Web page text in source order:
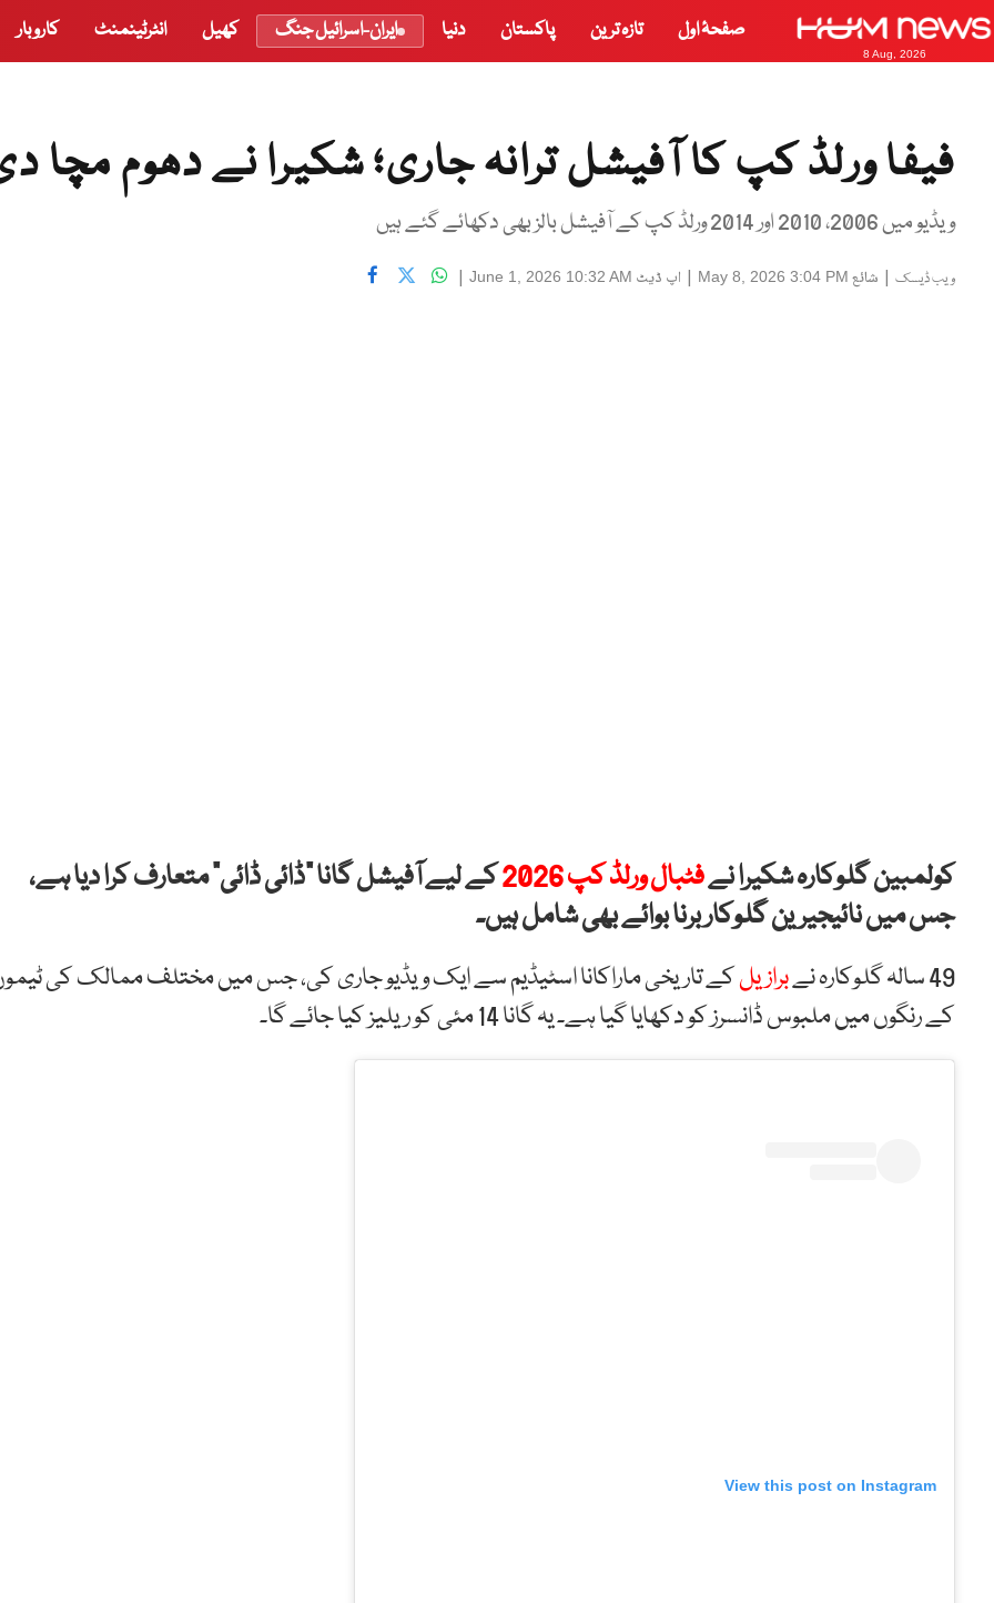
8 Aug, 2026
صفحۂ اول تازہ ترین پاکستان دنیا ایران-اسرائیل جنگ کھیل انٹرٹینمنٹ کاروبار
فیفا ورلڈ کپ کا آفیشل ترانہ جاری؛ شکیرا نے دھوم مچا
ویڈیو میں 2006، 2010 اور 2014 ورلڈ کپ کے آفیشل بالز بھی دکھائے گئے ہیں
ویب ڈیسک | شائع May 8, 2026 3:04 PM
| اپ ڈیٹ June 1, 2026 10:32 AM
|
کولمبین گلوکارہ شکیرا نےفٹبال ورلڈ کپ 2026
کے لیے آفیشل گانا “ڈائی ڈائی” متعارف کرا دیا ہے،
جس میں نائیجیرین گلوکار برنا بوائے بھی شامل ہیں۔
49 سالہ گلوکارہ نے برازیلکے تاریخی ماراکانا اسٹیڈیم سے ایک ویڈیو جاری کی، جس میں مختلف ممالک کی
کے رنگوں میں ملبوس ڈانسرز کو دکھایا گیا ہے۔ یہ گانا 14 مئی کو ریلیز کیا جائے گا۔
View this post on Instagram